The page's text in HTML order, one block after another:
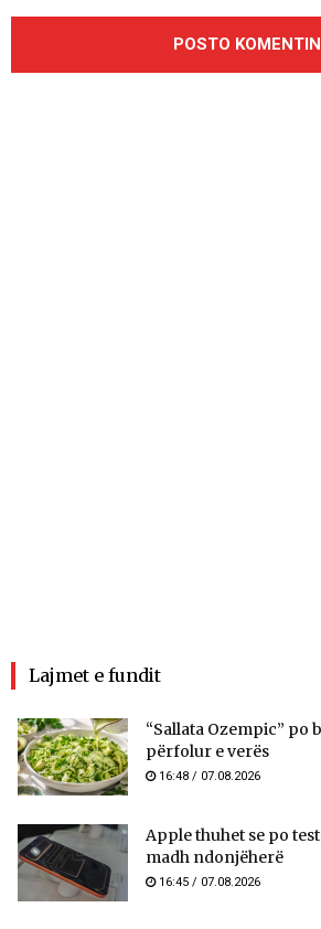
Lajmet e fundit
“Sallata Ozempic” po
përfolur e verës
16:48 / 07.08.2026
Apple thuhet se po
madh ndonjëherë
16:45 / 07.08.2026